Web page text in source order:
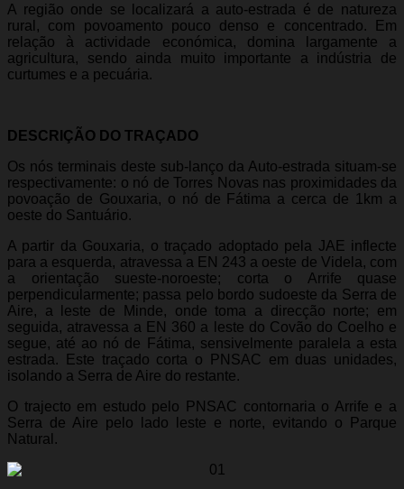
A região onde se localizará a auto-estrada é de natureza
rural, com povoamento pouco denso e concentrado. Em
relação à actividade económica, domina largamente a
agricultura, sendo ainda muito importante a indústria de
curtumes e a pecuária.
DESCRIÇÃO DO TRAÇADO
Os nós terminais deste sub-lanço da Auto-estrada situam-se
respectivamente: o nó de Torres Novas nas proximidades da
povoação de Gouxaria, o nó de Fátima a cerca de 1km a
oeste do Santuário.
A partir da Gouxaria, o traçado adoptado pela JAE inflecte
para a esquerda, atravessa a EN 243 a oeste de Videla, com
a orientação sueste-noroeste; corta o Arrife quase
perpendicularmente; passa pelo bordo sudoeste da Serra de
Aire, a leste de Minde, onde toma a direcção norte; em
seguida, atravessa a EN 360 a leste do Covão do Coelho e
segue, até ao nó de Fátima, sensivelmente paralela a esta
estrada. Este traçado corta o PNSAC em duas unidades,
isolando a Serra de Aire do restante.
O trajecto em estudo pelo PNSAC contornaria o Arrife e a
Serra de Aire pelo lado leste e norte, evitando o Parque
Natural.